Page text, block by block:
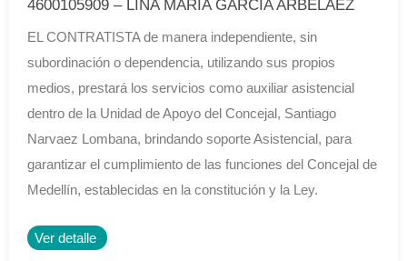
4600105909 – LINA MARIA GARCIA ARBELAEZ
EL CONTRATISTA de manera independiente, sin
subordinación o dependencia, utilizando sus propios
medios, prestará los servicios como auxiliar asistencial
dentro de la Unidad de Apoyo del Concejal, Santiago
Narvaez Lombana, brindando soporte Asistencial, para
garantizar el cumplimiento de las funciones del Concejal de
Medellín, establecidas en la constitución y la Ley.
Ver detalle